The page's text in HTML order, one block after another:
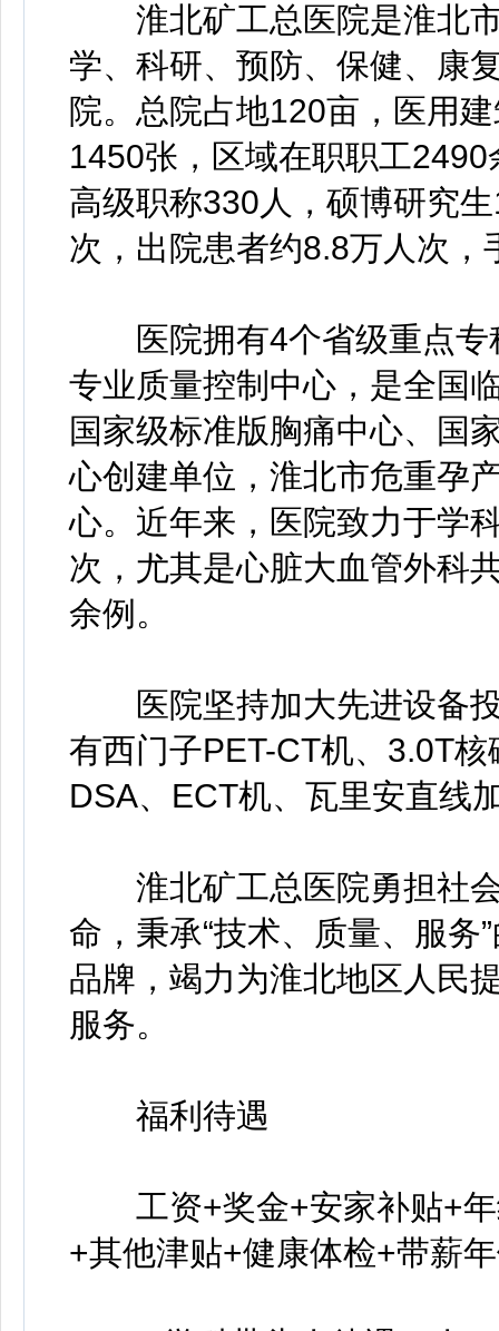
淮北矿工总医院是淮北市
学、科研、预防、保健、康
院。总院占地120亩，医用
1450张，区域在职职工
高级职称330人，硕博研究
次，出院患者约8.8万人次，
医院拥有4个省级重点专
专业质量控制中心，是全国
国家级标准版胸痛中心、国
心创建单位，淮北市危重孕
心。近年来，医院致力于学
次，尤其是心脏大血管外科
余例。
医院坚持加大先进设备投
有西门子PET-CT机、3.0T
DSA、ECT机、瓦里安直线
淮北矿工总医院勇担社会
命，秉承“技术、质量、服务
品牌，竭力为淮北地区人民
服务。
福利待遇
工资+奖金+安家补贴+年
+其他津贴+健康体检+带薪